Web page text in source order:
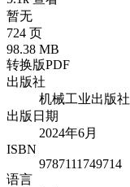
暂无
724 页
98.38 MB
转换版PDF
出版社
机械工业出版社
出版日期
2024年6月
ISBN
9787111749714
语言